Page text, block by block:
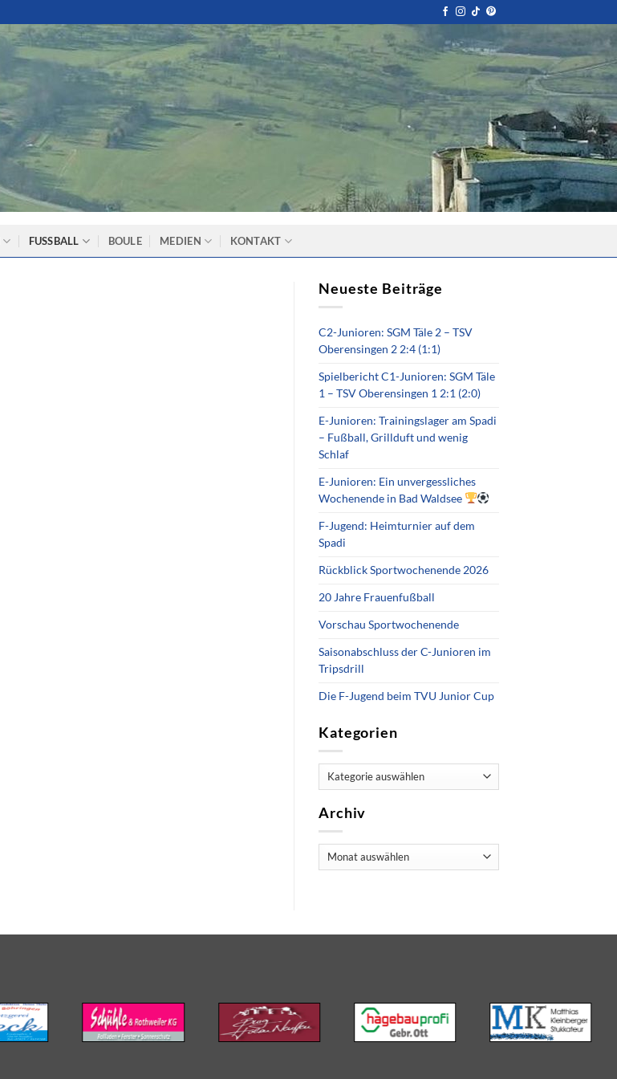
FUSSBALL BOULE MEDIEN KONTAKT
Neueste Beiträge
C2-Junioren: SGM Täle 2 – TSV
Oberensingen 2 2:4 (1:1)
Spielbericht C1-Junioren: SGM Täle
1 – TSV Oberensingen 1 2:1 (2:0)
E-Junioren: Trainingslager am Spadi
– Fußball, Grillduft und wenig
Schlaf
E-Junioren: Ein unvergessliches
Wochenende in Bad Waldsee
F-Jugend: Heimturnier auf dem
Spadi
Rückblick Sportwochenende 2026
20 Jahre Frauenfußball
Vorschau Sportwochenende
Saisonabschluss der C-Junioren im
Tripsdrill
Die F-Jugend beim TVU Junior Cup
Kategorien
Kategorien
Archiv
Archiv